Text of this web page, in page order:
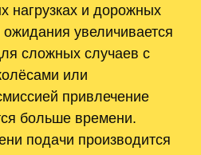
нагрузках и дорожных
увеличивается
сложных случаев с
или
привлечение
больше времени.
подачи производится